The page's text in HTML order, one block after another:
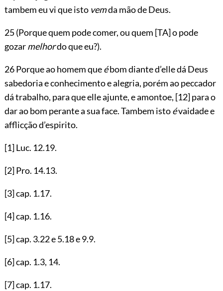
tambem eu vi que isto vemda mão de Deus.
25 (Porque quem pode comer, ou quem [TA]o pode
gozarmelhordo que eu?).
26 Porque ao homem queébom diante d’elle dá Deus
sabedoria e conhecimentoe alegria, porém ao peccador
dá trabalho, para que elle ajunte, e amontoe, [12]para o
dar ao bom perante a sua face. Tambem istoévaidade e
afflicção d’espirito.
[1]Luc. 12.19.
[2]Pro. 14.13.
[3]cap. 1.17.
[4]cap. 1.16.
[5]cap. 3.22e5.18e9.9.
[6]cap. 1.3, 14.
[7]cap. 1.17.